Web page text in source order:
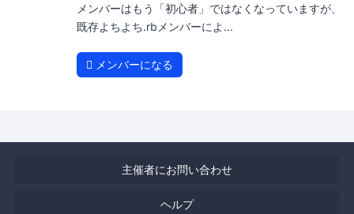
メンバーはもう「初心者」ではなくなっていますが、
既存よちよち.rbメンバーによ...
メンバーになる
主催者にお問い合わせ
ヘルプ